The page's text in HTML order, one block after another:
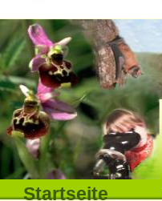
Direkt
zum
Inhalt
|
Direkt
Startseite
Interna